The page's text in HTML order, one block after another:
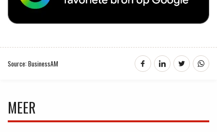
Source: BusinessAM
MEER